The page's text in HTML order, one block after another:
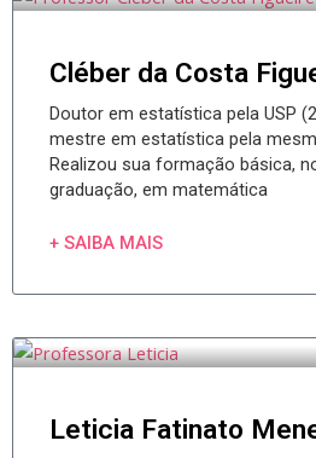
Cléber da Costa
Doutor em estatística pela USP
mestre em estatística pela
Realizou sua formação básica,
graduação, em matemática
+ SAIBA MAIS
Leticia Fatinato